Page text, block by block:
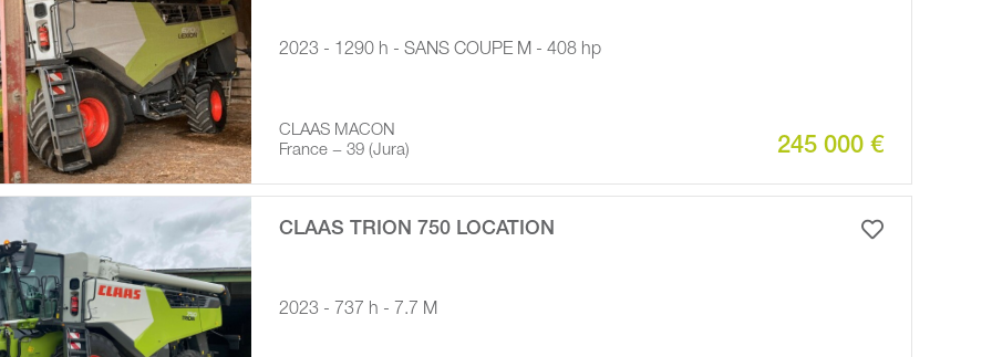
2023 - 1290 h - SANS COUPE M - 408 hp
CLAAS MACON
France − 39 (Jura)
245 000 €
CLAAS TRION 750 LOCATION
2023 - 737 h - 7.7 M